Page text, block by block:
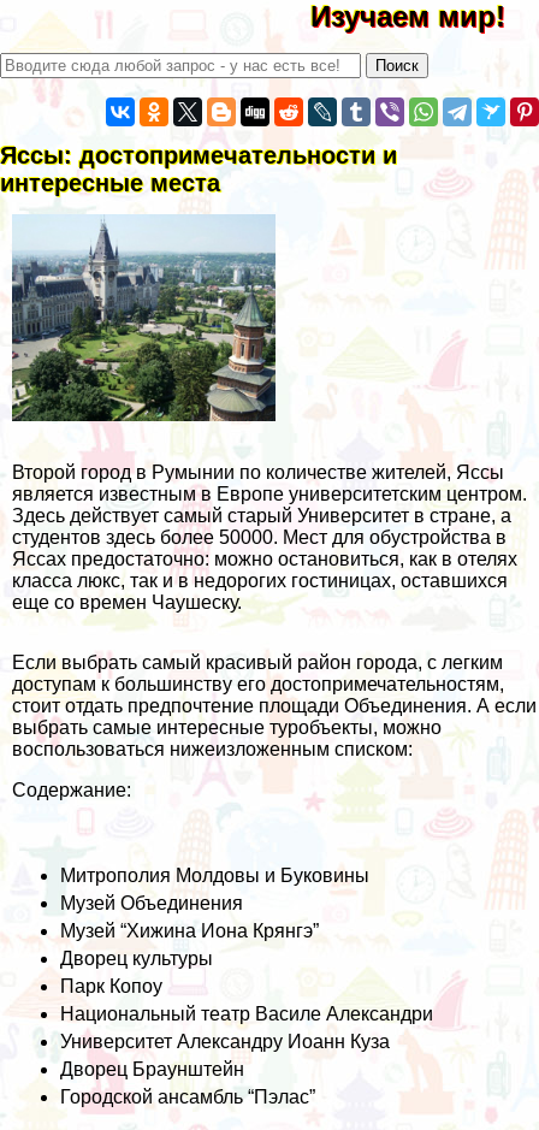
Изучаем мир!
Яссы: достопримечательности и
интересные места
Второй город в Румынии по количестве жителей, Яссы
является известным в Европе университетским центром.
Здесь действует самый старый Университет в стране, а
студентов здесь более 50000. Мест для обустройства в
Яссах предостаточно: можно остановиться, как в отелях
класса люкс, так и в недорогих гостиницах, оставшихся
еще со времен Чаушеску.
Если выбрать самый красивый район города, с легким
доступам к большинству его достопримечательностям,
стоит отдать предпочтение площади Объединения. А если
выбрать самые интересные туробъекты, можно
воспользоваться нижеизложенным списком:
Содержание:
Митрополия Молдовы и Буковины
Музей Объединения
Музей “Хижина Иона Крянгэ”
Дворец культуры
Парк Копоу
Национальный театр Василе Александри
Университет Александру Иоанн Куза
Дворец Браунштейн
Городской ансамбль “Пэлас”